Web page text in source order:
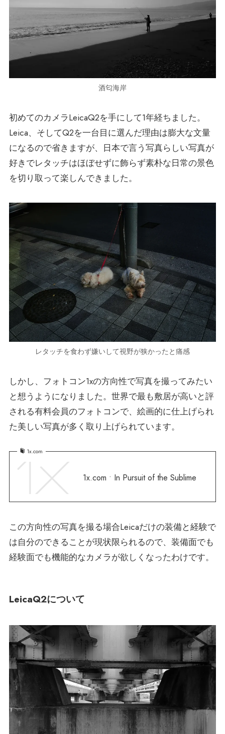
酒匂海岸
初めてのカメラLeicaQ2を手にして1年経ちました。
Leica、そしてQ2を一台目に選んだ理由は膨大な文量
になるので省きますが、日本で言う写真らしい写真が
好きでレタッチはほぼせずに飾らず素朴な日常の景色
を切り取って楽しんできました。
レタッチを食わず嫌いして視野が狭かったと痛感
しかし、フォトコン1xの方向性で写真を撮ってみたい
と想うようになりました。世界で最も敷居が高いと評
される有料会員のフォトコンで、絵画的に仕上げられ
た美しい写真が多く取り上げられています。
1x.com
1x.com • In Pursuit of the Sublime
この方向性の写真を撮る場合Leicaだけの装備と経験で
は自分のできることが現状限られるので、装備面でも
経験面でも機能的なカメラが欲しくなったわけです。
LeicaQ2について